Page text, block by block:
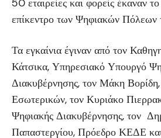
επίκεντρο των Ψηφιακών Πόλεων
Τα εγκαίνια έγιναν από τον
Κάτσικα, Υπηρεσιακό Υπουργό
Διακυβέρνησης, τον Μάκη
Εσωτερικών, τον Κυριάκο
Ψηφιακής Διακυβέρνησης, τον
Παπαστεργίου, Πρόεδρο ΚΕΔΕ